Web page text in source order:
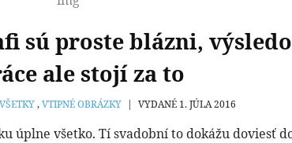
sú proste blázni,
ale stojí za to
VŠETKY,VTIPNÉ OBRÁZKY | VYDANÉ 1. JÚLA 2016
úplne všetko. Tí svadobní to dokážu doviesť